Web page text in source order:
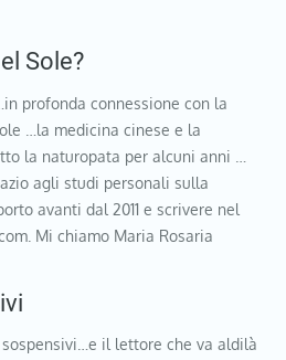
Sole?
profonda connessione con la
…la medicina cinese e la
la naturopata per alcuni anni …
agli studi personali sulla
avanti dal 2011 e scrivere nel
Mi chiamo Maria Rosaria
il lettore che va aldilà